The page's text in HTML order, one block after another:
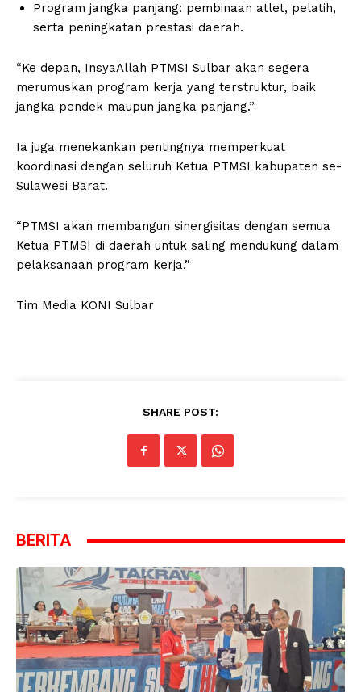
Program jangka panjang: pembinaan atlet, pelatih,
serta peningkatan prestasi daerah.
“Ke depan, InsyaAllah PTMSI Sulbar akan segera
merumuskan program kerja yang terstruktur, baik
jangka pendek maupun jangka panjang.”
Ia juga menekankan pentingnya memperkuat
koordinasi dengan seluruh Ketua PTMSI kabupaten se-
Sulawesi Barat.
“PTMSI akan membangun sinergisitas dengan semua
Ketua PTMSI di daerah untuk saling mendukung dalam
pelaksanaan program kerja.”
Tim Media KONI Sulbar
SHARE POST:
BERITA